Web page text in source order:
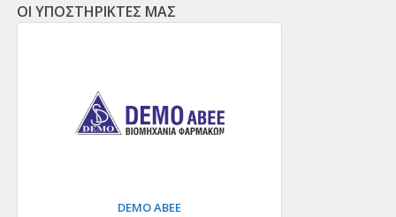
ΟΙ ΥΠΟΣΤΗΡΙΚΤΕΣ ΜΑΣ
DEMO ΑΒΕΕ